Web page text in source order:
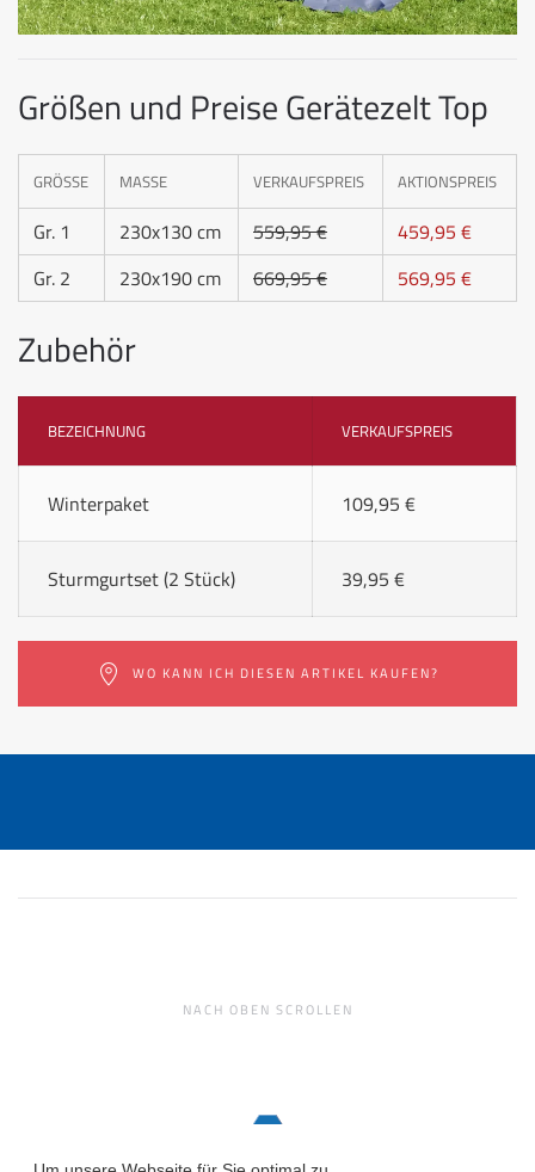
Größen und Preise Gerätezelt Top
GRÖSSE MASSE VERKAUFSPREIS AKTIONSPREIS
Gr. 1 230x130 cm 559,95 €
459,95 €
Gr. 2
230x190 cm 669,95 € 569,95 €
Zubehör
BEZEICHNUNG VERKAUFSPREIS
Winterpaket 109,95 €
Sturmgurtset (2 Stück) 39,95 €
WO KANN ICH DIESEN ARTIKEL KAUFEN?
NACH OBEN SCROLLEN